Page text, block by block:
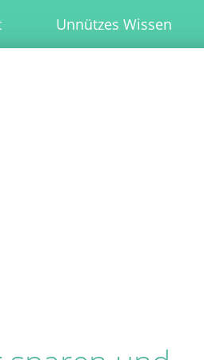
Unnützes Wissen